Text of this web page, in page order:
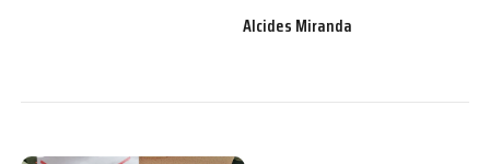
Alcides Miranda